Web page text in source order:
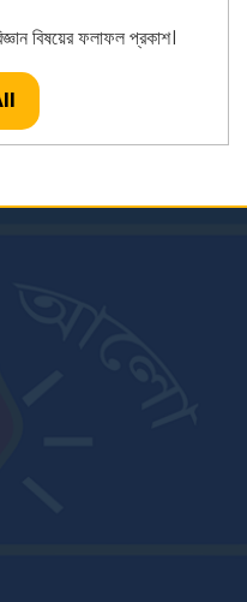
বিষয়ের ফলাফল প্রকাশ।
2026
2026
বিষয়ের ফলাফল প্রকাশ।